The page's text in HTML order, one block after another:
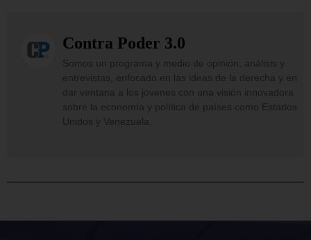
Contra Poder 3.0
Somos un programa y medio de opinión, análisis y
entrevistas, enfocado en las ideas de la derecha y en
dar ventana a los jóvenes con una visión innovadora
sobre la economía y política de países como Estados
Unidos y Venezuela.